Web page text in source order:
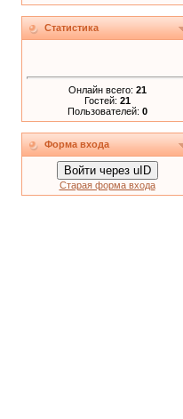
Статистика
Онлайн всего: 21
Гостей: 21
Пользователей: 0
Форма входа
Войти через uID
Старая форма входа